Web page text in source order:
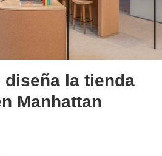
diseña la tienda
Manhattan